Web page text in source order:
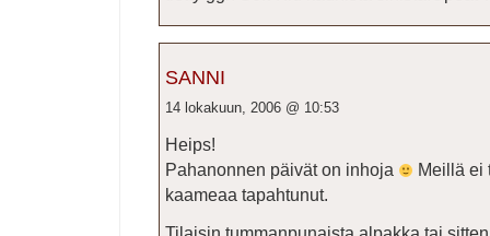
SANNI
14 lokakuun, 2006 @ 10:53
Heips!
Pahanonnen päivät on inhoja
Meillä ei
kaameaa tapahtunut.